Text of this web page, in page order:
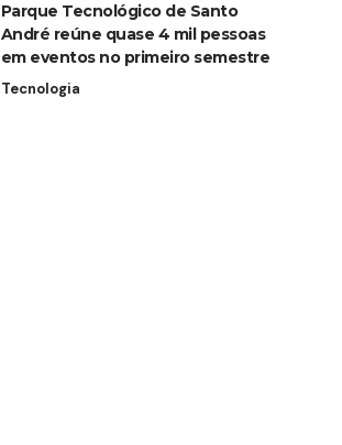
Parque Tecnológico de Santo
André reúne quase 4 mil pessoas
em eventos no primeiro semestre
Tecnologia